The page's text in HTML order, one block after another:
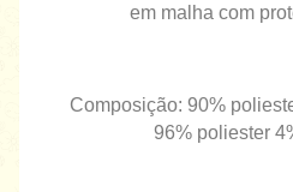
em malha com
Composição: 90%
96% poliester